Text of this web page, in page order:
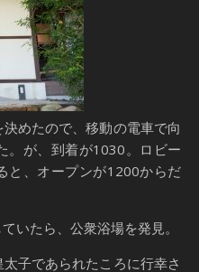
。が、到着が1030。ロビー
と、オープンが1200からだ
いたら、公衆浴場を発見。
子であられたころに行幸さ